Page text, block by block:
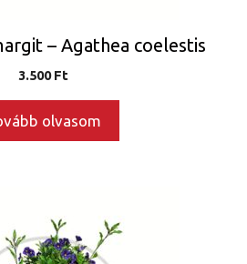
– Agathea coelestis
3.500Ft
olvasom